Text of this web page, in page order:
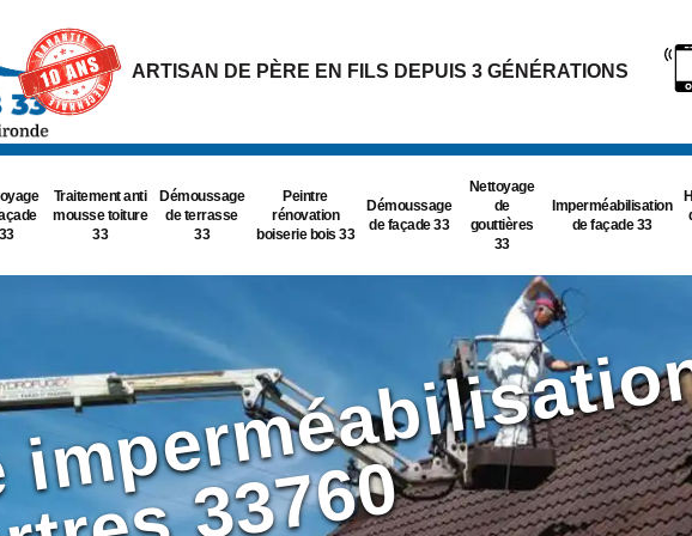
ARTISAN DE PÈRE EN FILS DEPUIS 3 GÉNÉRATIONS
33
Traitement anti
mousse toiture
33
Démoussage
de terrasse
33
Peintre
rénovation
boiserie bois 33
Démoussage
de façade 33
Nettoyage
de
gouttières
33
Imperméabilisation
de façade 33